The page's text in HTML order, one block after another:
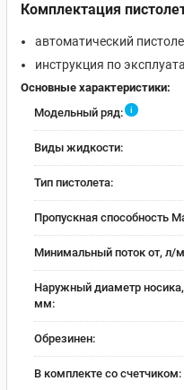
Комплектация
автоматический
инструкция по
Основные характеристики:
Модельный ряд:
i
Виды жидкости:
Тип пистолета:
Пропускная способность
Минимальный поток от, л/
Наружный диаметр
мм:
Обрезинен:
В комплекте со счетчиком: